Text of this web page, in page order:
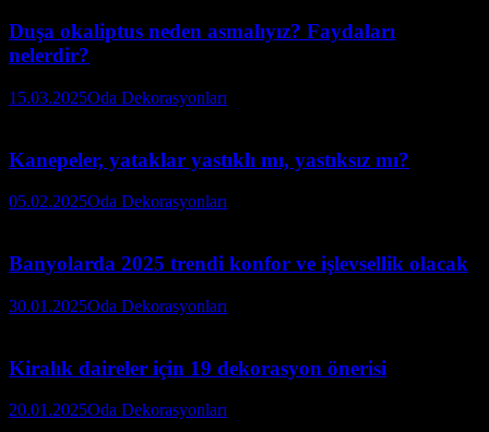
Duşa okaliptus neden asmalıyız? Faydaları
nelerdir?
15.03.2025Oda Dekorasyonları
Kanepeler, yataklar yastıklı mı, yastıksız mı?
05.02.2025Oda Dekorasyonları
Banyolarda 2025 trendi konfor ve işlevsellik olacak
30.01.2025Oda Dekorasyonları
Kiralık daireler için 19 dekorasyon önerisi
20.01.2025Oda Dekorasyonları